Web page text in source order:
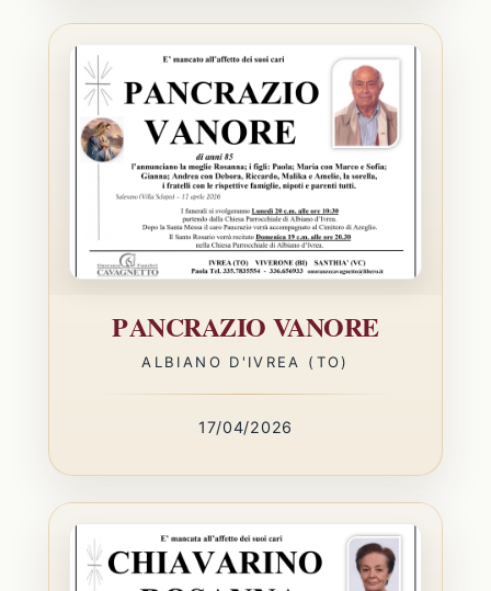
PANCRAZIO VANORE
ALBIANO D'IVREA (TO)
17/04/2026